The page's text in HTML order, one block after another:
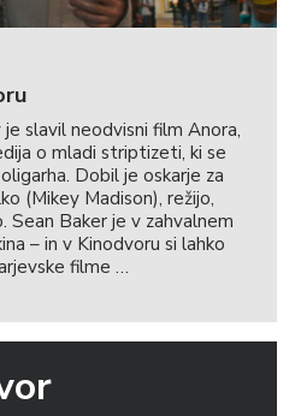
slavil neodvisni film Anora,
o mladi striptizeti, ki se
Dobil je oskarje za
(Mikey Madison), režijo,
Sean Baker je v zahvalnem
– in v Kinodvoru si lahko
filme …